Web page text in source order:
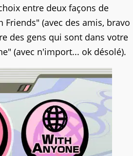
entre deux façons de
Friends" (avec des amis, bravo
des gens qui sont dans votre
(avec n'import... ok désolé).